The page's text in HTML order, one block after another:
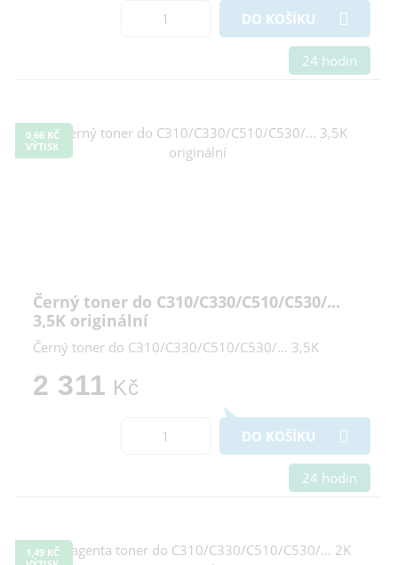
DO KOŠÍKU
24 hodin
0,66 KČ
VÝTISK
Černý toner do C310/C330/C510/C530/...
3,5K originální
Černý toner do C310/C330/C510/C530/... 3,5K
2 311 Kč
DO KOŠÍKU
24 hodin
1,49 KČ